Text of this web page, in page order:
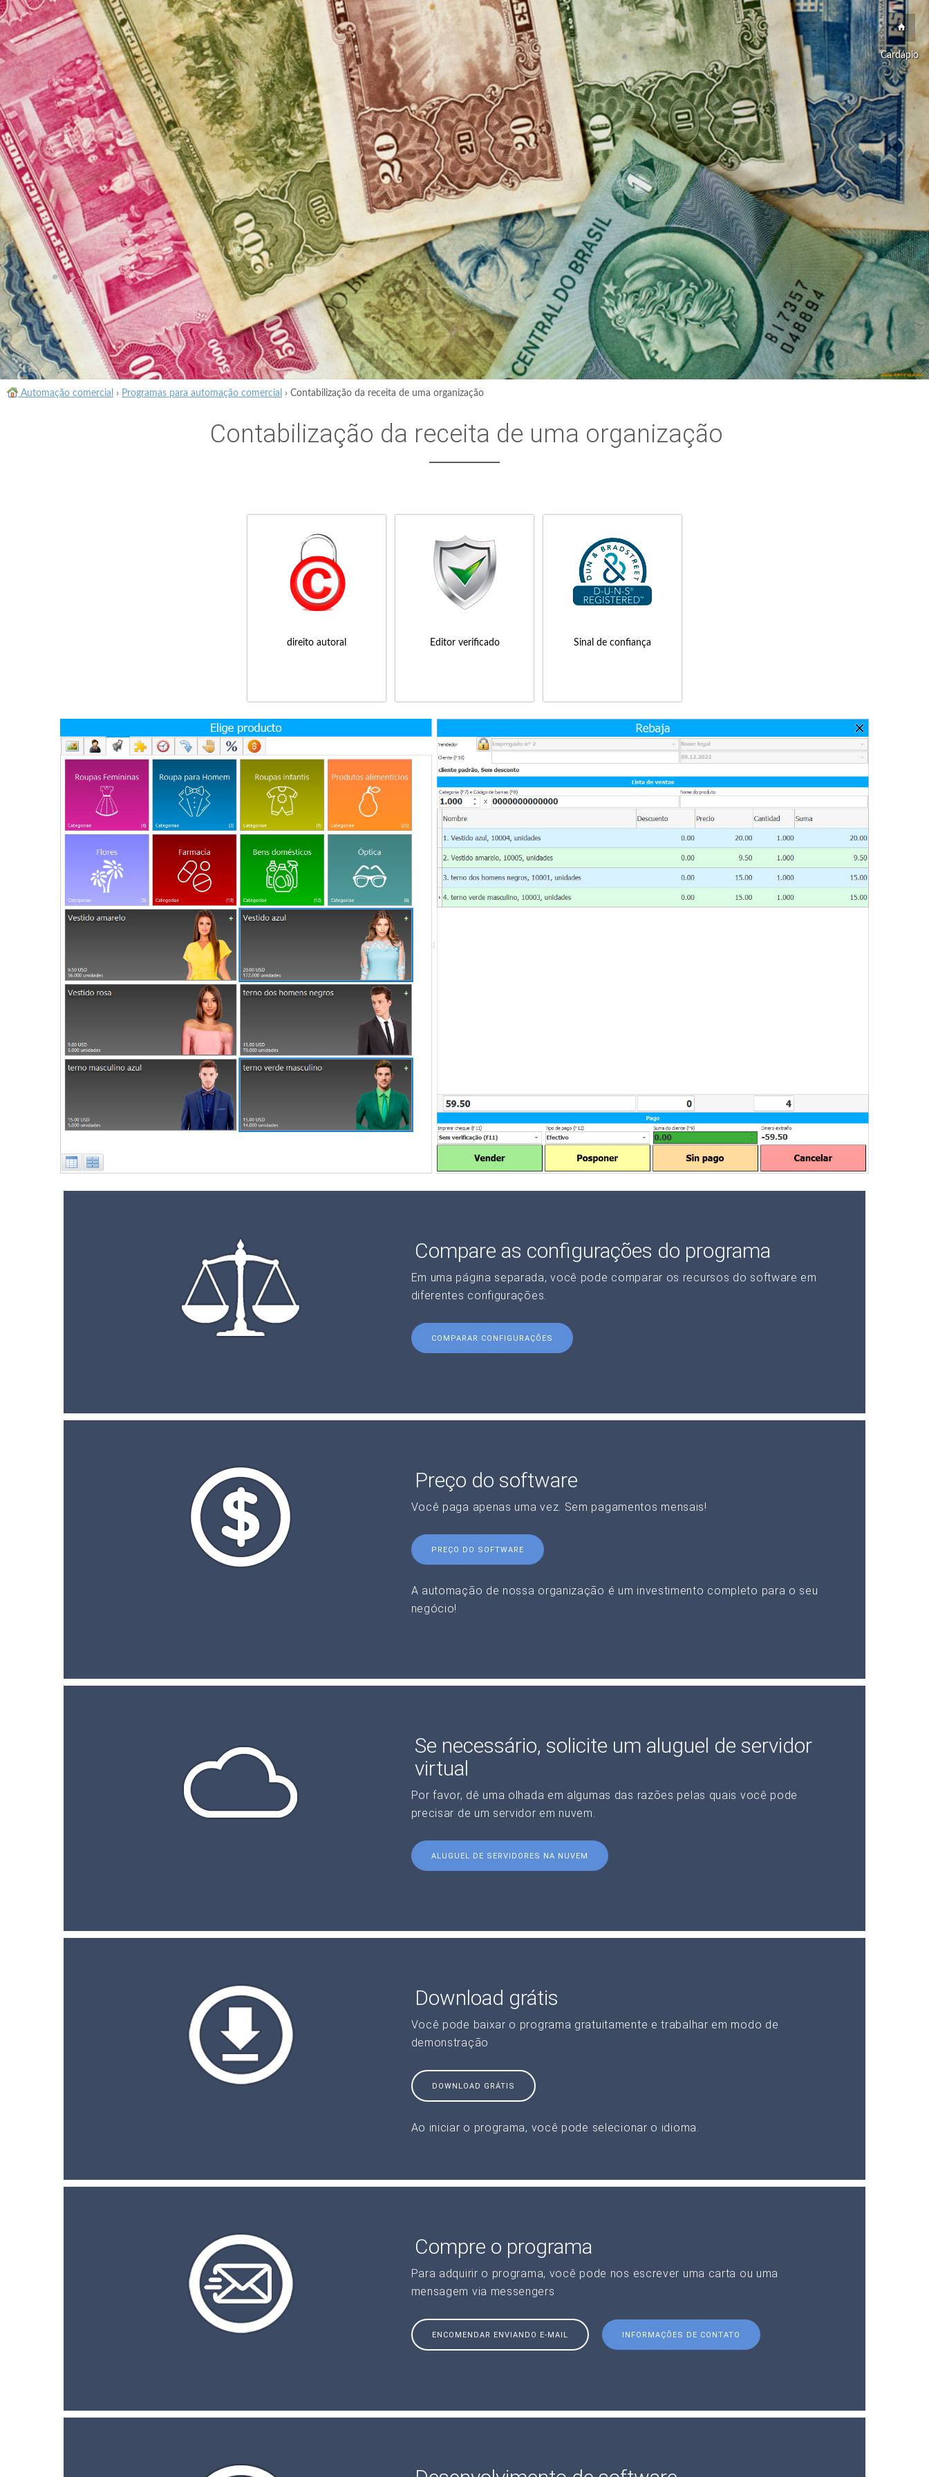
Cardápio
Automação comercial › Programas para automação comercial › Contabilização da receita de uma organização
Contabilização da receita de uma organização
direito autoral Editor verificado Sinal de confiança
Compare as configurações do programa
Em uma página separada, você pode comparar os recursos do software em
diferentes configurações.
COMPARAR CONFIGURAÇÕES
Preço do software
Você paga apenas uma vez. Sem pagamentos mensais!
PREÇO DO SOFTWARE
A automação de nossa organização é um investimento completo para o seu
negócio!
Se necessário, solicite um aluguel de servidor
virtual
Por favor, dê uma olhada em algumas das razões pelas quais você pode
precisar de um servidor em nuvem.
ALUGUEL DE SERVIDORES NA NUVEM
Download grátis
Você pode baixar o programa gratuitamente e trabalhar em modo de
demonstração
DOWNLOAD GRÁTIS
Ao iniciar o programa, você pode selecionar o idioma.
Compre o programa
Para adquirir o programa, você pode nos escrever uma carta ou uma
mensagem via messengers
ENCOMENDAR ENVIANDO E-MAIL INFORMAÇÕES DE CONTATO